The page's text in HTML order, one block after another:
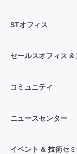
STオフィス
セールスオフィス &
コミュニティ
ニュースセンター
イベント & 技術セ